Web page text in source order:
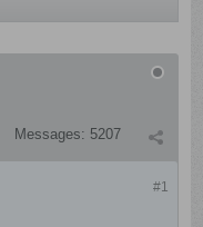
Messages: 5207
#1